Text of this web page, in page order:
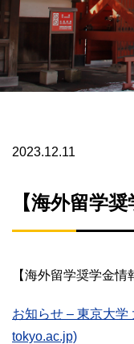
2023.12.11
【海外留学
【海外留学奨学金情
お知らせ – 東京大学
tokyo.ac.jp)